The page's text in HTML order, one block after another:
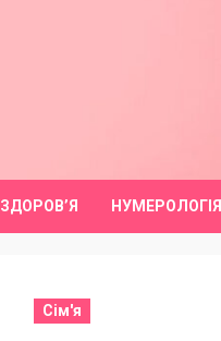
ЗДОРОВ’Я НУМЕРОЛОГІЯ
Сім'я